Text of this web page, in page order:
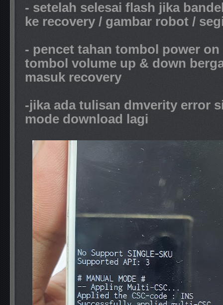
- setelah selesai flash jika
ke recovery / gambar robot /
- pencet tahan tombol power
tombol volume up & down
masuk recovery
-jika ada tulisan dmverity error
mode download lagi